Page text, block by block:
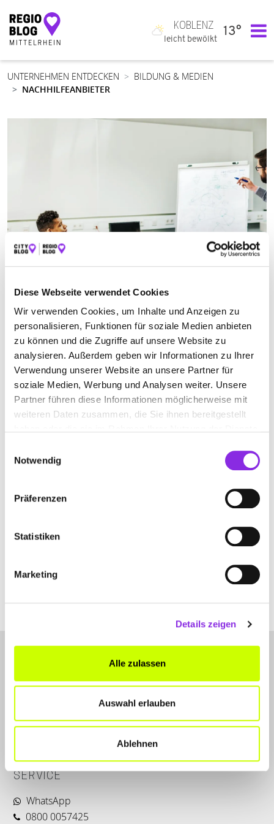
Diese Webseite verwendet Cookies
Wir verwenden Cookies, um Inhalte und Anzeigen zu
personalisieren, Funktionen für soziale Medien anbieten
zu können und die Zugriffe auf unsere Website zu
analysieren. Außerdem geben wir Informationen zu Ihrer
Verwendung unserer Website an unsere Partner für
soziale Medien, Werbung und Analysen weiter. Unsere
Partner führen diese Informationen möglicherweise mit
weiteren Daten zusammen, die Sie ihnen bereitgestellt
Notwendig
Präferenzen
Statistiken
Marketing
Details zeigen
Alle zulassen
Auswahl erlauben
Ablehnen
Hauptnavigation
KOBLENZ
leicht bewölkt
13°
UNTERNEHMEN ENTDECKEN
BILDUNG & MEDIEN
NACHHILFEANBIETER
NACHHILFEANBIETER
Suchen nach
Finden
MINI-LERNKREIS PATRICK STUMM
minilernkreis.de
LET'S CONNECT
SERVICE
WhatsApp
0800 0057425